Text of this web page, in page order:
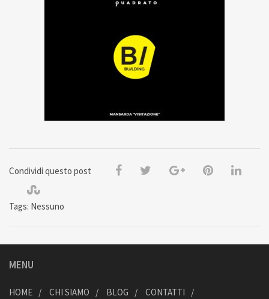
Condividi questo post
Tags: Nessuno
MENU
HOME CHI SIAMO BLOG CONTATTI